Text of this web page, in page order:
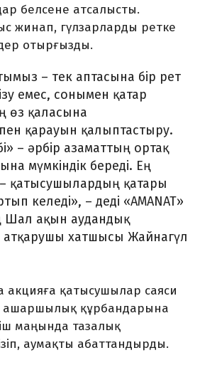
белсене атсалысты.
жинап, гүлзарларды ретке
отырғызды.
– тек аптасына бір рет
емес, сонымен қатар
өз қаласына
қарауын қалыптастыру.
– әрбір азаматтың ортақ
мүмкіндік береді. Ең
қатысушылардың қатары
келеді», – деді «AMANAT»
Шал ақын аудандық
хатшысы Жайнагүл
қатысушылар саяси
ашаршылық құрбандарына
маңында тазалық
аумақты абаттандырды.